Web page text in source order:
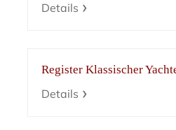
Details
Register Klassischer
Details